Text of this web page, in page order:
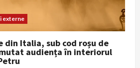
externe
din Italia, sub cod roșu de
audiența în interiorul